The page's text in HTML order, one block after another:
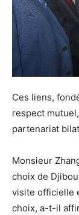
Ces liens,
respect
partenariat
Monsieur
choix de
visite officielle
choix, a-t-il